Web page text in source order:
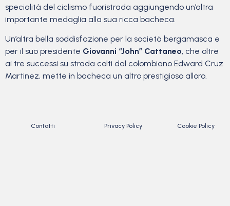
specialità del ciclismo fuoristrada aggiungendo un’altra
importante medaglia alla sua ricca bacheca.
Un’altra bella soddisfazione per la società bergamasca e
per il suo presidente Giovanni “John” Cattaneo, che oltre
ai tre successi su strada colti dal colombiano Edward Cruz
Martinez, mette in bacheca un altro prestigioso alloro.
Contatti Privacy Policy Cookie Policy